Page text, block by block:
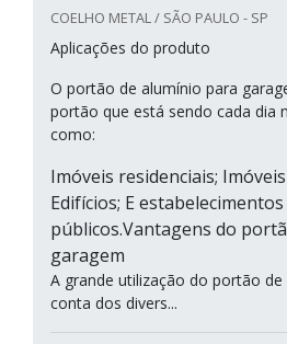
COELHO METAL / SÃO PAULO - SP
Aplicações do produto
O portão de alumínio para
portão que está sendo cada dia
como:
Imóveis residenciais;
Edifícios; E estabelecimentos
públicos.Vantagens do
garagem
A grande utilização do portão
conta dos divers...